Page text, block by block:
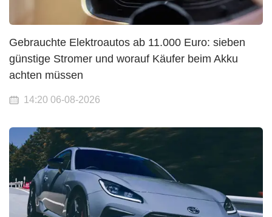
Gebrauchte Elektroautos ab 11.000 Euro: sieben
günstige Stromer und worauf Käufer beim Akku
achten müssen
14:20 06-08-2026